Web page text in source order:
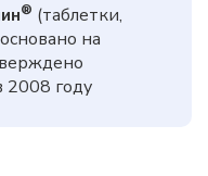
® (таблетки,
на
2008 году